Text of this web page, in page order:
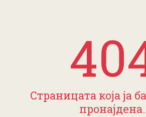
Страницата која ја
пронајдена.